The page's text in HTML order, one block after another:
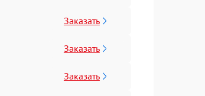
Заказать
Заказать
Заказать